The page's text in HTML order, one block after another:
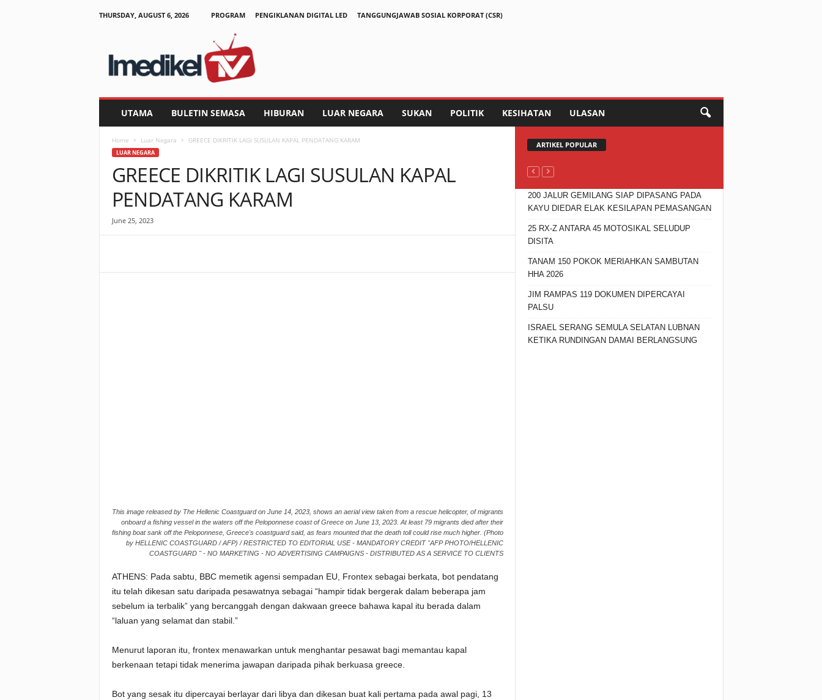
THURSDAY, AUGUST 6, 2026 PROGRAM PENGIKLANAN DIGITAL LED
TANGGUNGJAWAB SOSIAL KORPORAT (CSR)
UTAMA BULETIN SEMASA HIBURAN LUAR NEGARA SUKAN POLITIK KESIHATAN ULASAN
Home Luar Negara GREECE DIKRITIK LAGI SUSULAN KAPAL PENDATANG KARAM
LUAR NEGARA
GREECE DIKRITIK LAGI SUSULAN KAPAL
PENDATANG KARAM
June 25, 2023
This image released by The Hellenic Coastguard on June 14, 2023, shows an aerial view taken from a rescue helicopter, of migrants
onboard a fishing vessel in the waters off the Peloponnese coast of Greece on June 13, 2023. At least 79 migrants died after their
fishing boat sank off the Peloponnese, Greece's coastguard said, as fears mounted that the death toll could rise much higher. (Photo
by HELLENIC COASTGUARD / AFP) / RESTRICTED TO EDITORIAL USE - MANDATORY CREDIT "AFP PHOTO/HELLENIC
COASTGUARD " - NO MARKETING - NO ADVERTISING CAMPAIGNS - DISTRIBUTED AS A SERVICE TO CLIENTS
ATHENS: Pada sabtu, BBC memetik agensi sempadan EU, Frontex sebagai berkata, bot pendatang
itu telah dikesan satu daripada pesawatnya sebagai “hampir tidak bergerak dalam beberapa jam
sebelum ia terbalik” yang bercanggah dengan dakwaan greece bahawa kapal itu berada dalam
“laluan yang selamat dan stabil.”
Menurut laporan itu, frontex menawarkan untuk menghantar pesawat bagi memantau kapal
berkenaan tetapi tidak menerima jawapan daripada pihak berkuasa greece.
Bot yang sesak itu dipercayai berlayar dari libya dan dikesan buat kali pertama pada awal pagi, 13
ARTIKEL POPULAR
200 JALUR GEMILANG SIAP DIPASANG PADA
KAYU DIEDAR ELAK KESILAPAN PEMASANGAN
25 RX-Z ANTARA 45 MOTOSIKAL SELUDUP
DISITA
TANAM 150 POKOK MERIAHKAN SAMBUTAN
HHA 2026
JIM RAMPAS 119 DOKUMEN DIPERCAYAI
PALSU
ISRAEL SERANG SEMULA SELATAN LUBNAN
KETIKA RUNDINGAN DAMAI BERLANGSUNG